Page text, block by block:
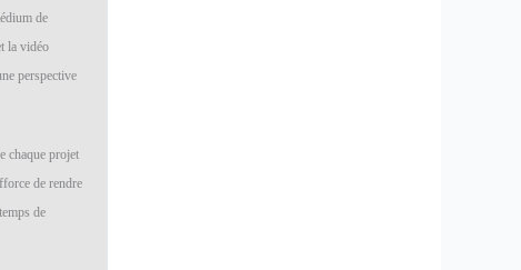
de
la vidéo
perspective
chaque projet
de rendre
de